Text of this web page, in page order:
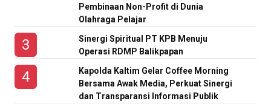
Pembinaan Non-Profit di Dunia
Olahraga Pelajar
Sinergi Spiritual PT KPB Menuju
Operasi RDMP Balikpapan
Kapolda Kaltim Gelar Coffee Morning
Bersama Awak Media, Perkuat Sinergi
dan Transparansi Informasi Publik